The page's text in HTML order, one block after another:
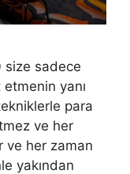
size sadece
yanı
para
ve her
ve her zaman
yakından